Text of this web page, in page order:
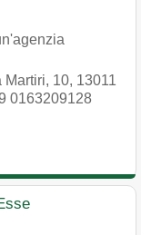
Martiri, 10, 13011
0163209128